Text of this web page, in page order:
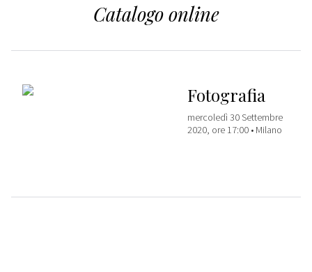
Catalogo online
Fotografia
mercoledì 30 Settembre
2020, ore 17:00 • Milano